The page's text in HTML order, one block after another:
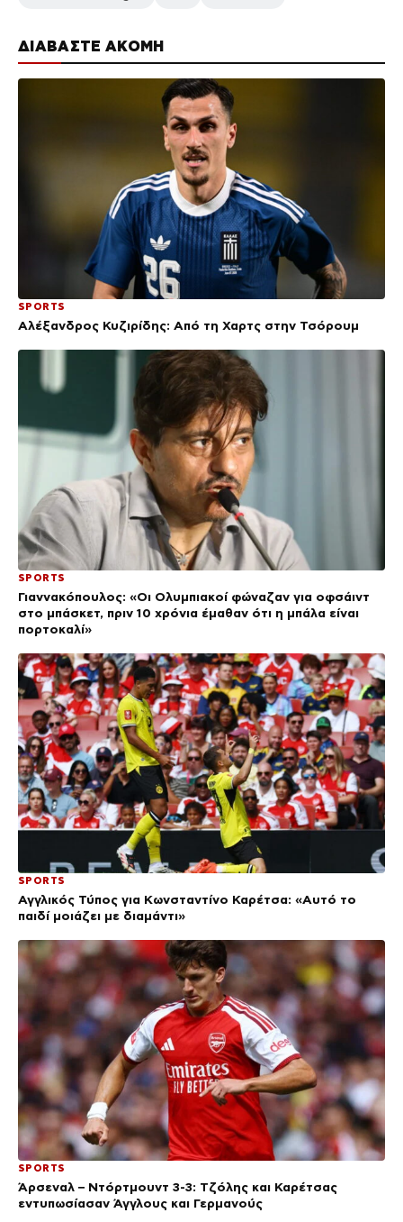
ΔΙΑΒΑΣΤΕ ΑΚΟΜΗ
SPORTS
Αλέξανδρος Κυζιρίδης: Από τη Χαρτς στην Τσόρουμ
SPORTS
Γιαννακόπουλος: «Οι Ολυμπιακοί φώναζαν για οφσάιντ
στο μπάσκετ, πριν 10 χρόνια έμαθαν ότι η μπάλα είναι
πορτοκαλί»
SPORTS
Αγγλικός Τύπος για Κωνσταντίνο Καρέτσα: «Αυτό το
παιδί μοιάζει με διαμάντι»
SPORTS
Άρσεναλ – Ντόρτμουντ 3-3: Τζόλης και Καρέτσας
εντυπωσίασαν Άγγλους και Γερμανούς